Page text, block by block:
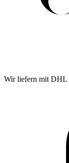
Wir liefern mit DHL